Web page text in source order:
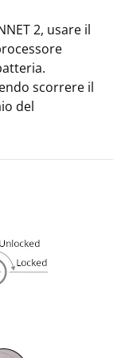
2, usare il
scorrere il
del